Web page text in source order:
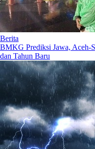
Berita
BMKG Prediksi Jawa, Aceh-
dan Tahun Baru